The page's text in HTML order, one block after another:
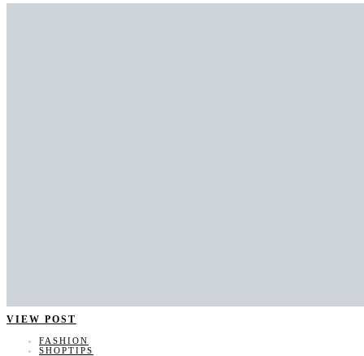
VIEW POST
FASHION
SHOPTIPS